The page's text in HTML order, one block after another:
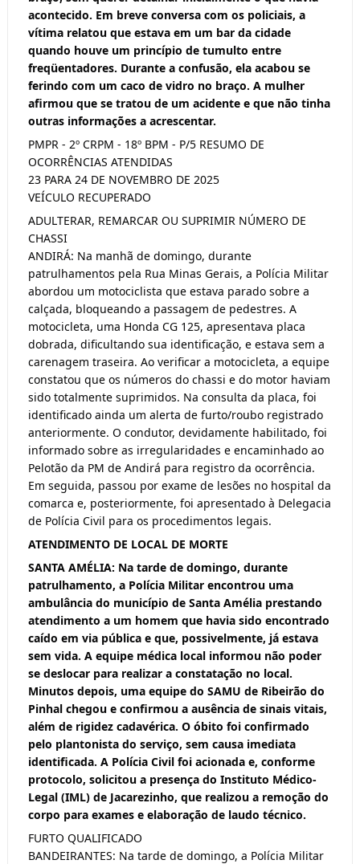
acontecido. Em breve conversa com os policiais, a
vítima relatou que estava em um bar da cidade
quando houve um princípio de tumulto entre
freqüentadores. Durante a confusão, ela acabou se
ferindo com um caco de vidro no braço. A mulher
afirmou que se tratou de um acidente e que não tinha
outras informações a acrescentar.
PMPR - 2º CRPM - 18º BPM - P/5 RESUMO DE
OCORRÊNCIAS ATENDIDAS
23 PARA 24 DE NOVEMBRO DE 2025
VEÍCULO RECUPERADO
ADULTERAR, REMARCAR OU SUPRIMIR NÚMERO DE
CHASSI
ANDIRÁ: Na manhã de domingo, durante
patrulhamentos pela Rua Minas Gerais, a Polícia Militar
abordou um motociclista que estava parado sobre a
calçada, bloqueando a passagem de pedestres. A
motocicleta, uma Honda CG 125, apresentava placa
dobrada, dificultando sua identificação, e estava sem a
carenagem traseira. Ao verificar a motocicleta, a equipe
constatou que os números do chassi e do motor haviam
sido totalmente suprimidos. Na consulta da placa, foi
identificado ainda um alerta de furto/roubo registrado
anteriormente. O condutor, devidamente habilitado, foi
informado sobre as irregularidades e encaminhado ao
Pelotão da PM de Andirá para registro da ocorrência.
Em seguida, passou por exame de lesões no hospital da
comarca e, posteriormente, foi apresentado à Delegacia
de Polícia Civil para os procedimentos legais.
ATENDIMENTO DE LOCAL DE MORTE
SANTA AMÉLIA: Na tarde de domingo, durante
patrulhamento, a Polícia Militar encontrou uma
ambulância do município de Santa Amélia prestando
atendimento a um homem que havia sido encontrado
caído em via pública e que, possivelmente, já estava
sem vida. A equipe médica local informou não poder
se deslocar para realizar a constatação no local.
Minutos depois, uma equipe do SAMU de Ribeirão do
Pinhal chegou e confirmou a ausência de sinais vitais,
além de rigidez cadavérica. O óbito foi confirmado
pelo plantonista do serviço, sem causa imediata
identificada. A Polícia Civil foi acionada e, conforme
protocolo, solicitou a presença do Instituto Médico-
Legal (IML) de Jacarezinho, que realizou a remoção do
corpo para exames e elaboração de laudo técnico.
FURTO QUALIFICADO
BANDEIRANTES: Na tarde de domingo, a Polícia Militar